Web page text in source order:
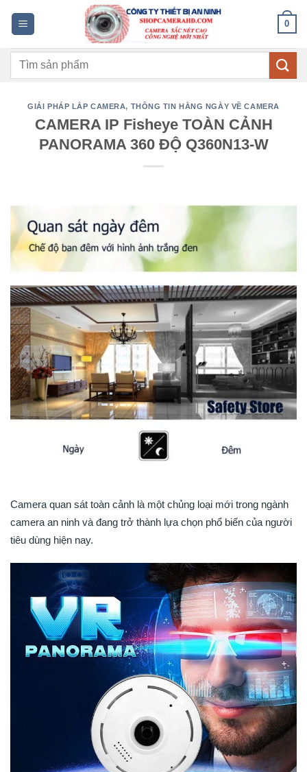
dung
0
Tìm
GIẢI PHÁP LẮP CAMERA, THÔNG TIN HẰNG NGÀY VỀ CAMERA
CAMERA IP Fisheye TOÀN CẢNH
PANORAMA 360 ĐỘ Q360N13-W
Camera quan sát toàn cảnh là một chủng loại mới trong ngành
camera an ninh và đang trở thành lựa chọn phổ biến của người
tiêu dùng hiện nay.